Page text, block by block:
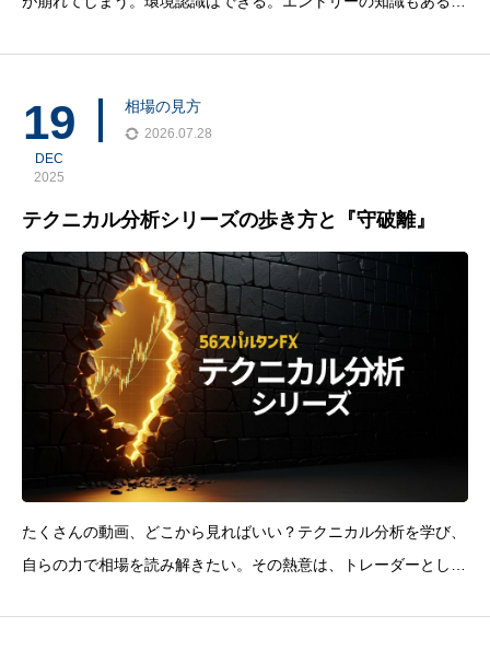
しまう 入るべき場面で迷って
19
DEC
2025
相場の見方
2026.07.28
テクニカル分析シリーズの歩き方と『守破離』
たくさんの動画、どこから見ればいい？テクニカル分析を学び、
自らの力で相場を読み解きたい。その熱意は、トレーダーとして